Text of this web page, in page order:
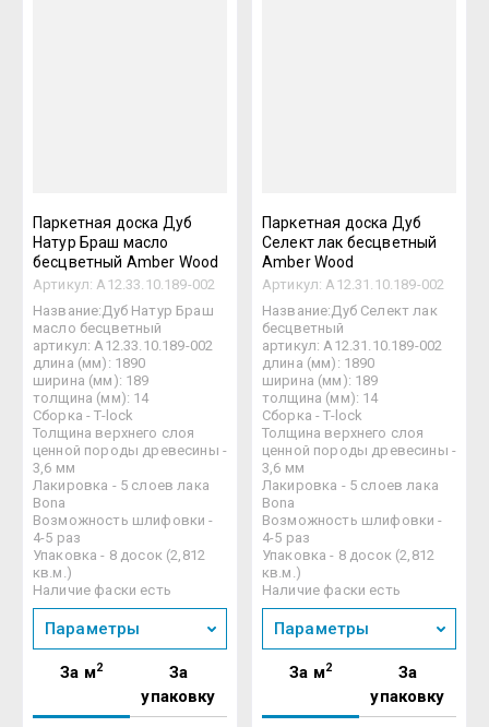
Паркетная доска Дуб
Натур Браш масло
бесцветный Amber Wood
Артикул: А12.33.10.189-002
Название:Дуб Натур Браш
масло бесцветный
артикул: А12.33.10.189-002
длина (мм): 1890
ширина (мм): 189
толщина (мм): 14
Сборка - T-lock
Толщина верхнего слоя
ценной породы древесины -
3,6 мм
Лакировка - 5 слоев лака
Bona
Возможность шлифовки -
4-5 раз
Упаковка - 8 досок (2,812
кв.м.)
Наличие фаски есть
Параметры
За м2
За
упаковку
Паркетная доска Дуб
Селект лак бесцветный
Amber Wood
Артикул: А12.31.10.189-002
Название:Дуб Селект лак
бесцветный
артикул: А12.31.10.189-002
длина (мм): 1890
ширина (мм): 189
толщина (мм): 14
Сборка - T-lock
Толщина верхнего слоя
ценной породы древесины -
3,6 мм
Лакировка - 5 слоев лака
Bona
Возможность шлифовки -
4-5 раз
Упаковка - 8 досок (2,812
кв.м.)
Наличие фаски есть
Параметры
За м2
За
упаковку